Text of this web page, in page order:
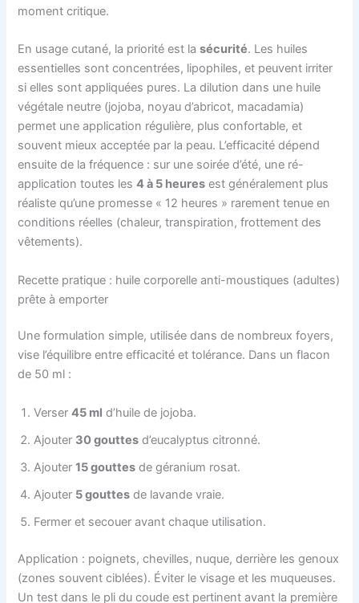
moment critique.
En usage cutané, la priorité est lasécurité. Les huiles
essentielles sont concentrées, lipophiles, et peuvent irriter
si elles sont appliquées pures. La dilution dans une huile
végétale neutre (jojoba, noyau d’abricot, macadamia)
permet une application régulière, plus confortable, et
souvent mieux acceptée par la peau. L’efficacité dépend
ensuite de la fréquence : sur une soirée d’été, une ré-
application toutes les4 à 5 heures est généralement plus
réaliste qu’une promesse « 12 heures » rarement tenue en
conditions réelles (chaleur, transpiration, frottement des
vêtements).
Recette pratique : huile corporelle anti-moustiques (adultes)
prête à emporter
Une formulation simple, utilisée dans de nombreux foyers,
vise l’équilibre entre efficacité et tolérance. Dans un flacon
de 50 ml :
Verser45 ml d’huile de jojoba.
Ajouter 30 gouttes d’eucalyptus citronné.
Ajouter15 gouttes de géranium rosat.
Ajouter 5 gouttes de lavande vraie.
Fermer et secouer avant chaque utilisation.
Application : poignets, chevilles, nuque, derrière les genoux
(zones souvent ciblées). Éviter le visage et les muqueuses.
Un test dans le pli du coude est pertinent avant la première